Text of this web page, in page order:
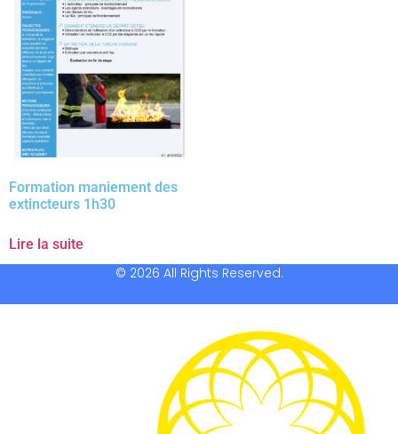
Formation maniement des
extincteurs 1h30
Lire la suite
© 2026 All Rights Reserved.